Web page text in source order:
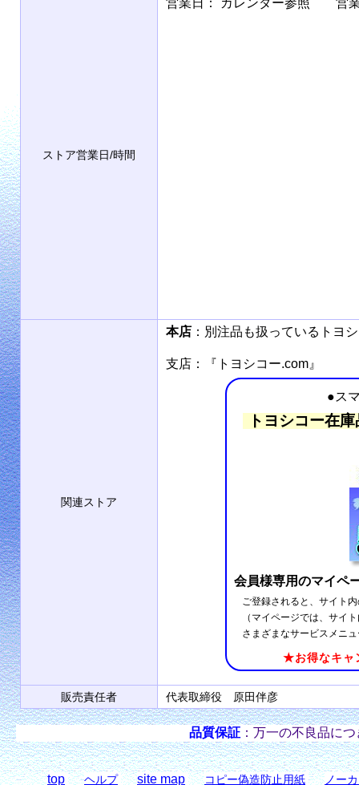
ストア営業日/時間
営業日： カレンダー参照 営業
関連ストア
本店 ：別注品も扱っているト
支店：『トヨシコー.com』
●ス
トヨシコー在
会員様専用のマイペ
ご登録されると、サイト
（マイページでは、サイ
さまざまなサービスメニ
★お得なキャ
販売責任者 代表取締役 原田伴彦
品質保証 ：万一の不良品に
top ヘルプ site map コピー偽造防止用紙 ノー